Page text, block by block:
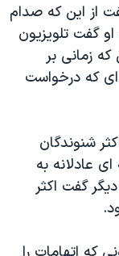
از اين که صدام
گفت تلويزيون
زمانی بر
ای که درخواست
شنوندگان
عادلانه به
گفت اکثر